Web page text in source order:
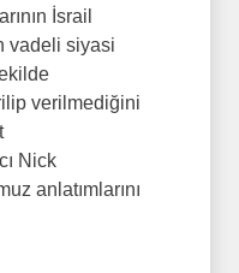
İsrail
vadeli siyasi
verilmediğini
Nick
anlatımlarını